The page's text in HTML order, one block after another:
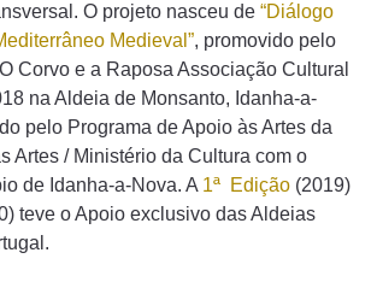
O projeto nasceu de “Diálogo
Medieval”, promovido pelo
Corvo e a Raposa Associação Cultural
na Aldeia de Monsanto, Idanha-a-
pelo Programa de Apoio às Artes da
Artes / Ministério da Cultura com o
de Idanha-a-Nova. A 1ª Edição (2019)
teve o Apoio exclusivo das Aldeias